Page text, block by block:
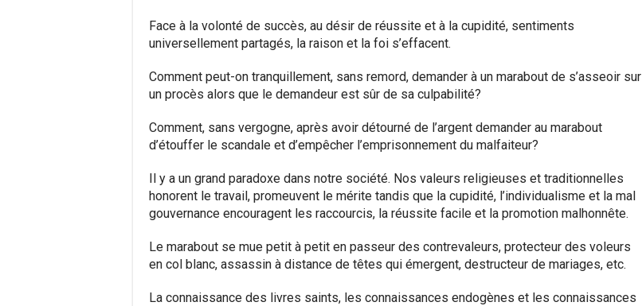
Face à la volonté de succès, au désir de réussite et à la cupidité, sentiments
universellement partagés, la raison et la foi s’effacent.
Comment peut-on tranquillement, sans remord, demander à un marabout de s’asseoir sur
un procès alors que le demandeur est sûr de sa culpabilité?
Comment, sans vergogne, après avoir détourné de l’argent demander au marabout
d’étouffer le scandale et d’empêcher l’emprisonnement du malfaiteur?
Il y a un grand paradoxe dans notre société. Nos valeurs religieuses et traditionnelles
honorent le travail, promeuvent le mérite tandis que la cupidité, l’individualisme et la mal
gouvernance encouragent les raccourcis, la réussite facile et la promotion malhonnête.
Le marabout se mue petit à petit en passeur des contrevaleurs, protecteur des voleurs
en col blanc, assassin à distance de têtes qui émergent, destructeur de mariages, etc.
La connaissance des livres saints, les connaissances endogènes et les connaissances